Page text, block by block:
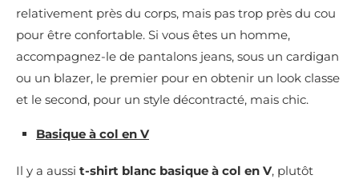
relativement près du corps, mais pas trop près du cou
pour être confortable. Si vous êtes un homme,
accompagnez-le de pantalons jeans, sous un cardigan
ou un blazer, le premier pour en obtenir un look classe
et le second, pour un style décontracté, mais chic.
Basique à col en V
Il y a aussi t-shirt blanc basique à col en V, plutôt